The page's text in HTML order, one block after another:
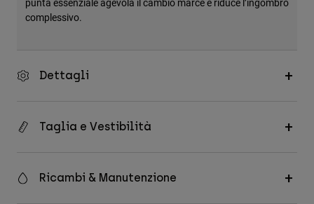
complessivo.
Dettagli
Taglia e Vestibilità
Ricambi & Manutenzione